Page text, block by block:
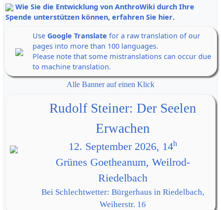
Wie Sie die Entwicklung von AnthroWiki durch Ihre
Spende unterstützen können, erfahren Sie hier.
Use Google Translate for a raw translation of our
pages into more than 100 languages.
Please note that some mistranslations can occur due
to machine translation.
Alle Banner auf einen Klick
Rudolf Steiner: Der Seelen
Erwachen
12. September 2026, 14h
Grünes Goetheanum, Weilrod-
Riedelbach
Bei Schlechtwetter: Bürgerhaus in Riedelbach,
Weiherstr. 16